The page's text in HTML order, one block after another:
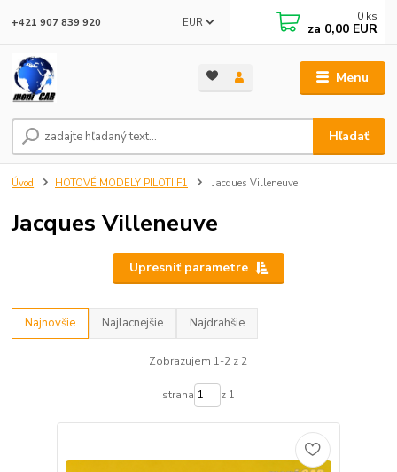
Menu
EUR
Hľadať
+421 907 839 920 0 ks
za 0,00 EUR
Úvod HOTOVÉ MODELY PILOTI F1 Jacques Villeneuve
Jacques Villeneuve
Upresniť parametre
Najnovšie Najlacnejšie Najdrahšie
Zobrazujem 1-2 z 2
strana z 1